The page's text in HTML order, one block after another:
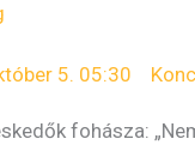
5. 05:30
fohásza: